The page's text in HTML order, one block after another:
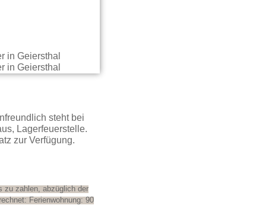
steht bei
Lagerfeuerstelle.
zur Verfügung.
zu zahlen, abzüglich der
Ferienwohnung: 90